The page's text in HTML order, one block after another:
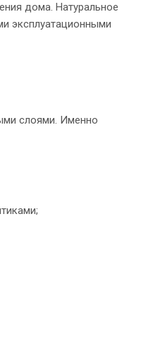
дома. Натуральное
эксплуатационными
слоями. Именно